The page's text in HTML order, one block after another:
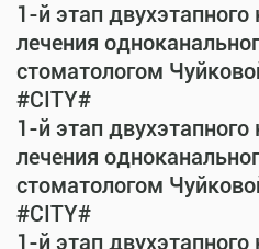
1-й этап двухэтапного
лечения
стоматологом
#CITY#
1-й этап двухэтапного
лечения
стоматологом
#CITY#
1-й этап двухэтапного